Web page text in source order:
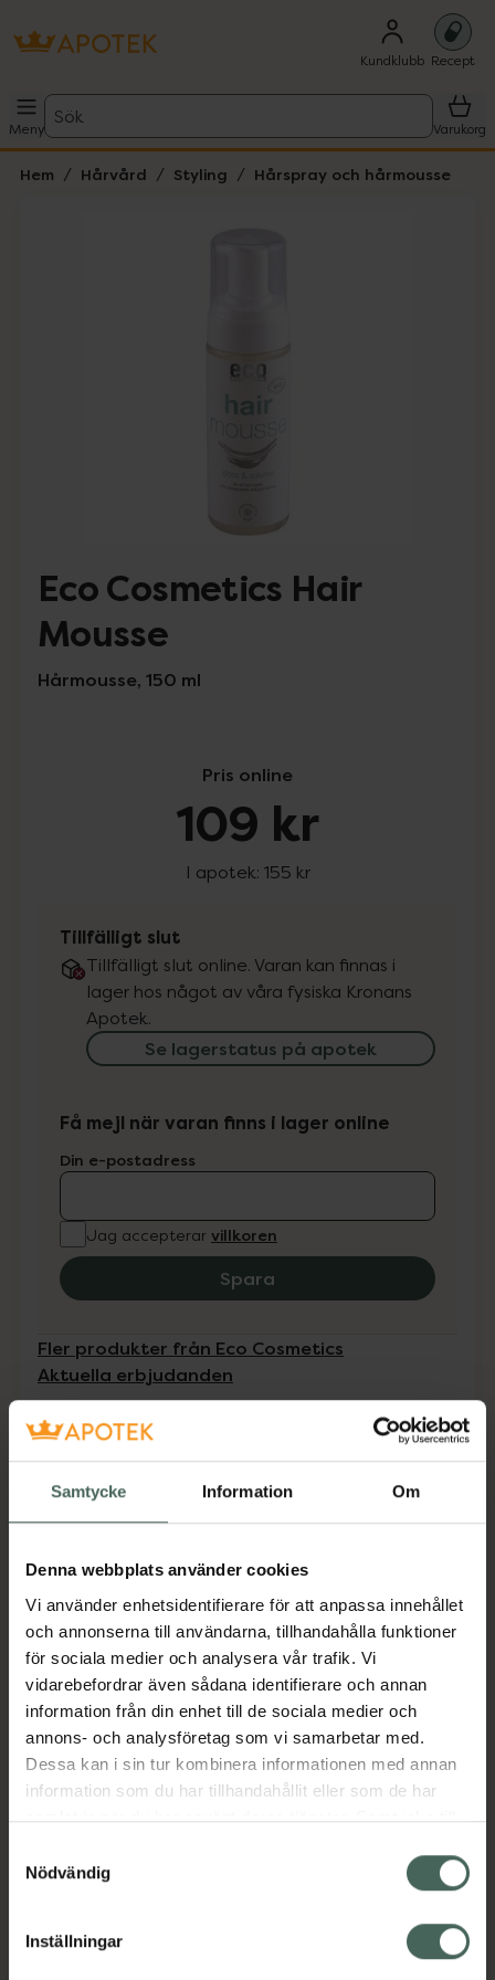
Samtycke Information Om
Denna webbplats använder cookies
Vi använder enhetsidentifierare för att anpassa innehållet
och annonserna till användarna, tillhandahålla funktioner
för sociala medier och analysera vår trafik. Vi
vidarebefordrar även sådana identifierare och annan
information från din enhet till de sociala medier och
annons- och analysföretag som vi samarbetar med.
Dessa kan i sin tur kombinera informationen med annan
information som du har tillhandahållit eller som de har
samlat in när du har använt deras tjänster. Samtycke till
återkalla ditt samtycke via webbplatsens
cookieinställningar. Ett återkallat samtycke påverkar inte
lagligheten av behandling som skett innan återkallelsen.
Nödvändig
Inställningar
Kundklubb Recept
Meny
Sök
Varukorg
Hem Hårvård Styling Hårspray och hårmousse
Eco Cosmetics Hair
Mousse
Hårmousse, 150 ml
Pris online
109 kr
I apotek: 155 kr
Tillfälligt slut
Tillfälligt slut online. Varan kan finnas i
lager hos något av våra fysiska Kronans
Apotek.
Se lagerstatus på apotek
Få mejl när varan finns i lager online
Din e-postadress
Jag accepterar villkoren
Spara
Fler produkter från Eco Cosmetics
Aktuella erbjudanden
Beskrivning Dölj
En stylingmousse med granatäpple och
gojibär som ger håret volym och stadga.
Berikad med gojibär ger den stadga och
skydd hela dagen. Gör det lätt att styla håret
som blir silkeslent, glansigt och får extra
volym. Granatäppleextrakt skyddar
hårbotten och hår från att torka ut. Certifierat
ekologisk och vegan
Jämförpris
1,03 kr
ml
EAN:04033981722148
Kategorier:
Hårspray och hårmousse
Styling